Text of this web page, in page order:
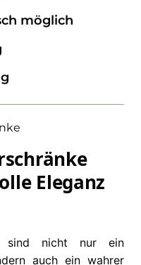
möglich
Eleganz
sind nicht nur ein
auch ein wahrer